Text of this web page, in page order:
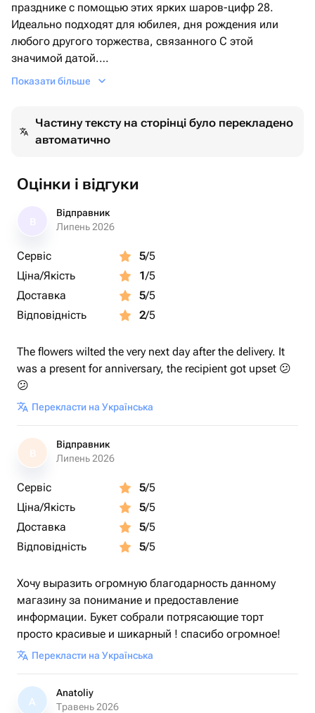
празднике с помощью этих ярких шаров-цифр 28.
Идеально подходят для юбилея, дня рождения или
любого другого торжества, связанного С этой
значимой датой.
Показати більше
Частину тексту на сторінці було перекладено
автоматично
Оцінки і відгуки
Відправник
Липень 2026
Сервіс 5/5
Ціна/Якість
1/5
Доставка
5/5
Відповідність
2/5
The flowers wilted the very next day after the delivery. It
was a present for anniversary, the recipient got upset 😕
😕
Перекласти на Українська
В
Відправник
Липень 2026
Сервіс 5/5
Ціна/Якість
5/5
Доставка
5/5
Відповідність
5/5
Хочу выразить огромную благодарность данному
магазину за понимание и предоставление
информации. Букет собрали потрясающие торт
просто красивые и шикарный ! спасибо огромное!
Перекласти на Українська
A
Anatoliy
Травень 2026